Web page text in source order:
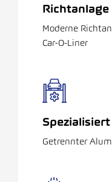
Richtanlage
Moderne
Car-O-Liner
Spezialisiert
Getrennter